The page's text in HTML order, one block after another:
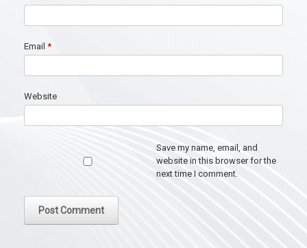
Email *
Website
Save my name, email, and
website in this browser for the
next time I comment.